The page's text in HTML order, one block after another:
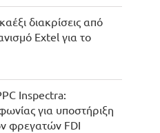
διακρίσεις από
Extel για το
Inspectra:
για υποστήριξη
φρεγατών FDI